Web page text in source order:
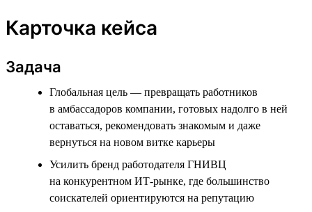
Карточка кейса
Задача
Глобальная цель — превращать работников
в амбассадоров компании, готовых надолго в ней
оставаться, рекомендовать знакомым и даже
вернуться на новом витке карьеры
Усилить бренд работодателя ГНИВЦ
на конкурентном ИТ-рынке, где большинство
соискателей ориентируются на репутацию